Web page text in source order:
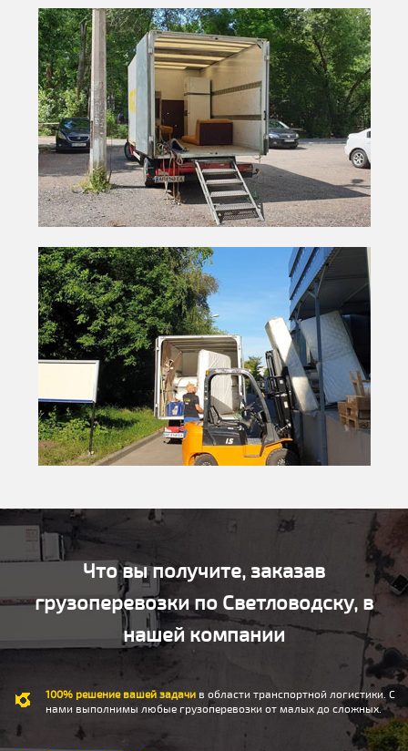
Что вы получите, заказав
грузоперевозки по Светловодску, в
нашей компании
100% решение вашей задачи в области транспортной логистики. С
нами выполнимы любые грузоперевозки от малых до сложных.